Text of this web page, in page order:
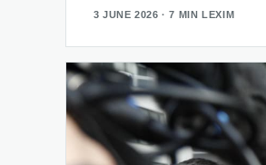
3 JUNE 2026 · 7 MIN LEXIM